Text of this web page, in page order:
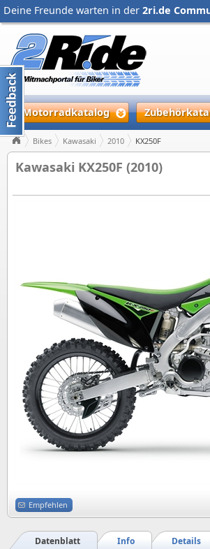
Deine Freunde warten in der 2ri.de
Motorradkatalog
Bikes Kawasaki 2010 KX250F
Kawasaki KX250F (2010)
Empfehlen
Details
Info
Datenblatt